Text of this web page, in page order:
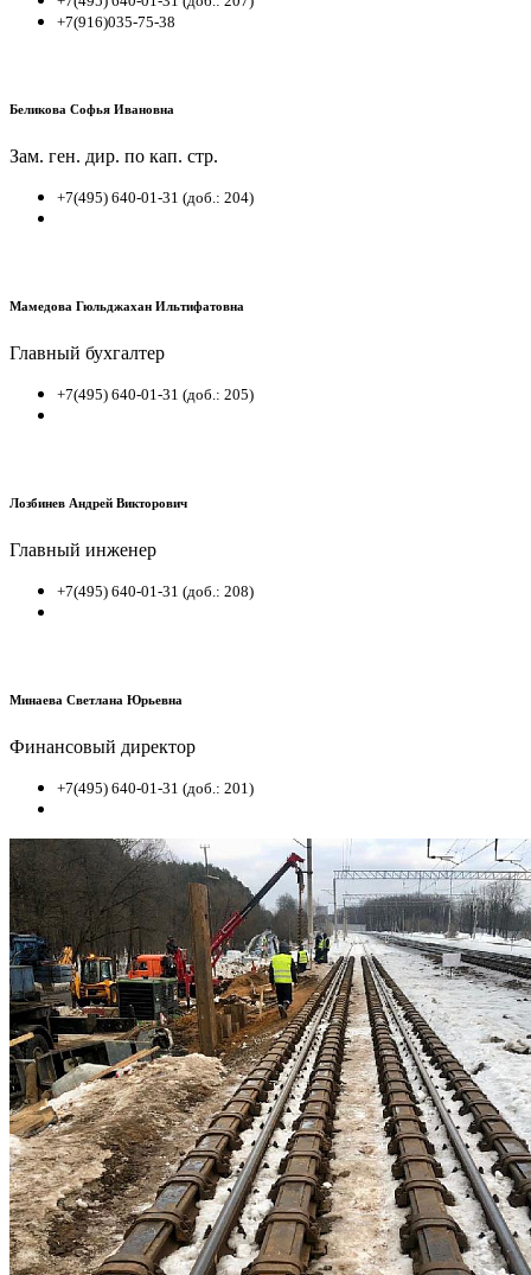
+7(916)035-75-38
Беликова Софья Ивановна
Зам. ген. дир. по кап. стр.
+7(495) 640-01-31 (доб.: 204)
Мамедова Гюльджахан Ильтифатовна
Главный бухгалтер
+7(495) 640-01-31 (доб.: 205)
Лозбинев Андрей Викторович
Главный инженер
+7(495) 640-01-31 (доб.: 208)
Минаева Светлана Юрьевна
Финансовый директор
+7(495) 640-01-31 (доб.: 201)